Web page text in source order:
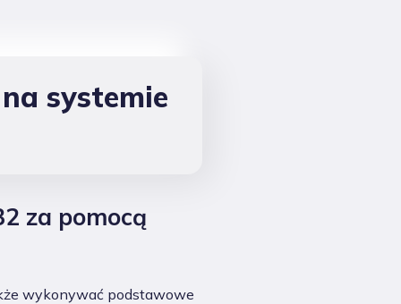
systemie
za pomocą
wykonywać podstawowe